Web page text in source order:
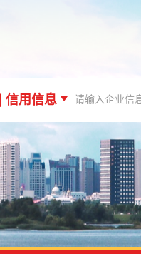
信用信息
信用信息
信用代码
站内文章